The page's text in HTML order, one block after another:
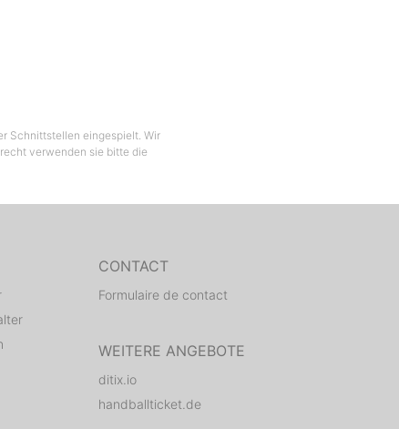
Schnittstellen eingespielt. Wir
verwenden sie bitte die
CONTACT
Formulaire de contact
WEITERE ANGEBOTE
ditix.io
handballticket.de